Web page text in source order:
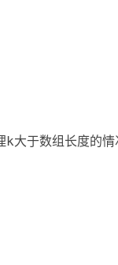
大于数组长度的情